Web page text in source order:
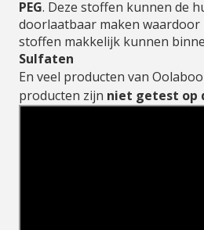
PEG. Deze stoffen kunnen de
doorlaatbaar maken waardoor
stoffen makkelijk kunnen
Sulfaten
En veel producten van
producten zijn niet getest op